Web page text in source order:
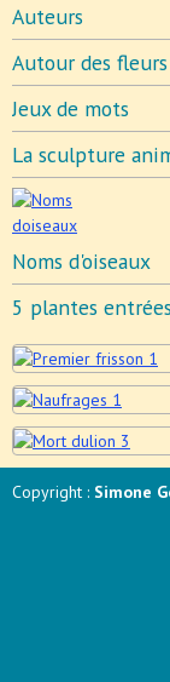
Auteurs
Autour des
Jeux de mots
La sculpture
Noms d'oiseaux
5 plantes
Copyright : Simone